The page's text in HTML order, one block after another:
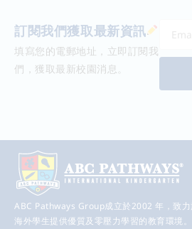
訂閱我們獲取最新資訊
填寫您的電郵地址，立即訂閱我
們，獲取最新校園消息。
ABC Pathways Group成立於2002 年，致
海外學生提供優質及零壓力學習的教育環境。